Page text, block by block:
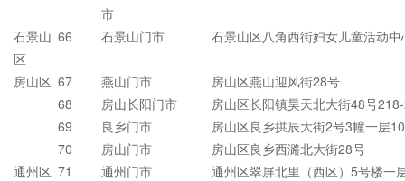
市
石景山
区
66 石景山门市 石景山区八角西街妇女儿童活动中
房山区 67 燕山门市
房山区燕山迎风街28号
68
房山长阳门市
房山区长阳镇昊天北大街48号
69
良乡门市
房山区良乡拱辰大街2号3幢一层
70
房山门市
房山区良乡西潞北大街28号
通州区 71 通州门市
通州区翠屏北里（西区）5号楼一